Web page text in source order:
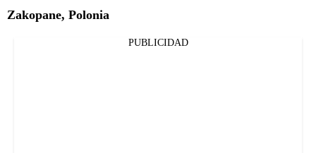
Zakopane, Polonia
PUBLICIDAD